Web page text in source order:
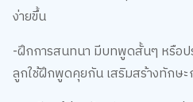
ง่ายขึ้น
-ฝึกการสนทนา มีบทพูดสั้นๆ หรือป
ลูกใช้ฝึกพูดคุยกัน เสริมสร้างทักษะ